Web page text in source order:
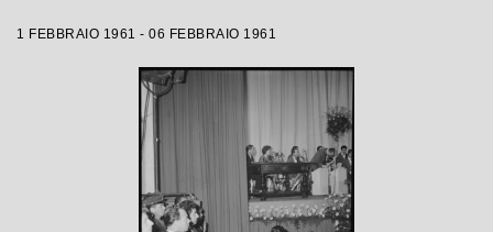
1 FEBBRAIO 1961 - 06 FEBBRAIO 1961